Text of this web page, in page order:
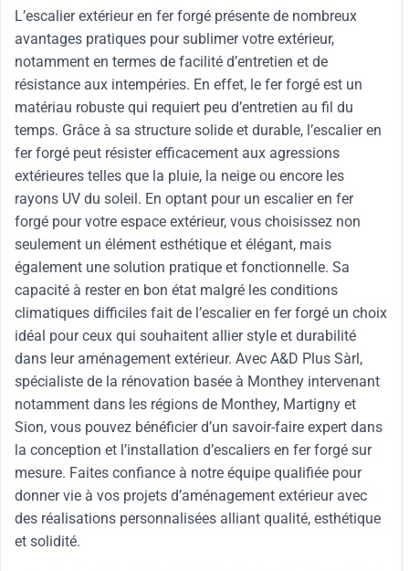
L’escalier extérieur en fer forgé présente de nombreux
avantages pratiques pour sublimer votre extérieur,
notamment en termes de facilité d’entretien et de
résistance aux intempéries. En effet, le fer forgé est un
matériau robuste qui requiert peu d’entretien au fil du
temps. Grâce à sa structure solide et durable, l’escalier en
fer forgé peut résister efficacement aux agressions
extérieures telles que la pluie, la neige ou encore les
rayons UV du soleil. En optant pour un escalier en fer
forgé pour votre espace extérieur, vous choisissez non
seulement un élément esthétique et élégant, mais
également une solution pratique et fonctionnelle. Sa
capacité à rester en bon état malgré les conditions
climatiques difficiles fait de l’escalier en fer forgé un choix
idéal pour ceux qui souhaitent allier style et durabilité
dans leur aménagement extérieur. Avec A&D Plus Sàrl,
spécialiste de la rénovation basée à Monthey intervenant
notamment dans les régions de Monthey, Martigny et
Sion, vous pouvez bénéficier d’un savoir-faire expert dans
la conception et l’installation d’escaliers en fer forgé sur
mesure. Faites confiance à notre équipe qualifiée pour
donner vie à vos projets d’aménagement extérieur avec
des réalisations personnalisées alliant qualité, esthétique
et solidité.